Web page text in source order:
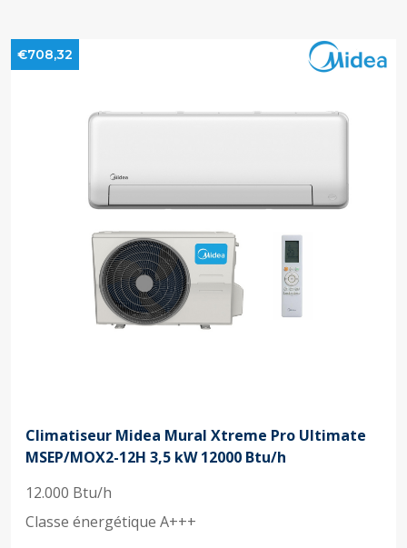
€708,32
Climatiseur Midea Mural Xtreme Pro Ultimate
MSEP/MOX2-12H 3,5 kW 12000 Btu/h
12.000 Btu/h
Classe énergétique A+++